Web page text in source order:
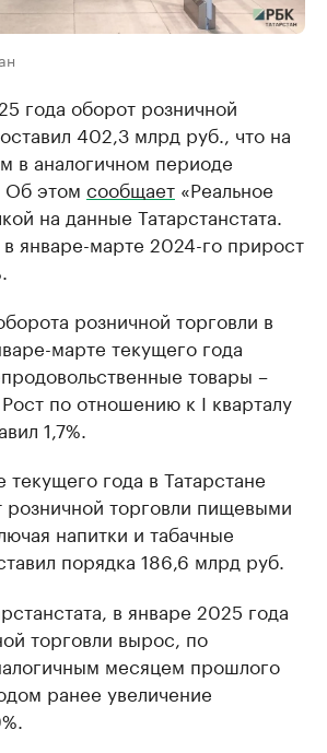
года оборот розничной
402,3 млрд руб., что на
в аналогичном периоде
Об этом сообщает «Реальное
на данные Татарстанстата.
январе-марте 2024-го прирост
розничной торговли в
марте текущего года
товары –
по отношению к I кварталу
1,7%.
текущего года в Татарстане
торговли пищевыми
напитки и табачные
порядка 186,6 млрд руб.
в январе 2025 года
торговли вырос, по
месяцем прошлого
ранее увеличение